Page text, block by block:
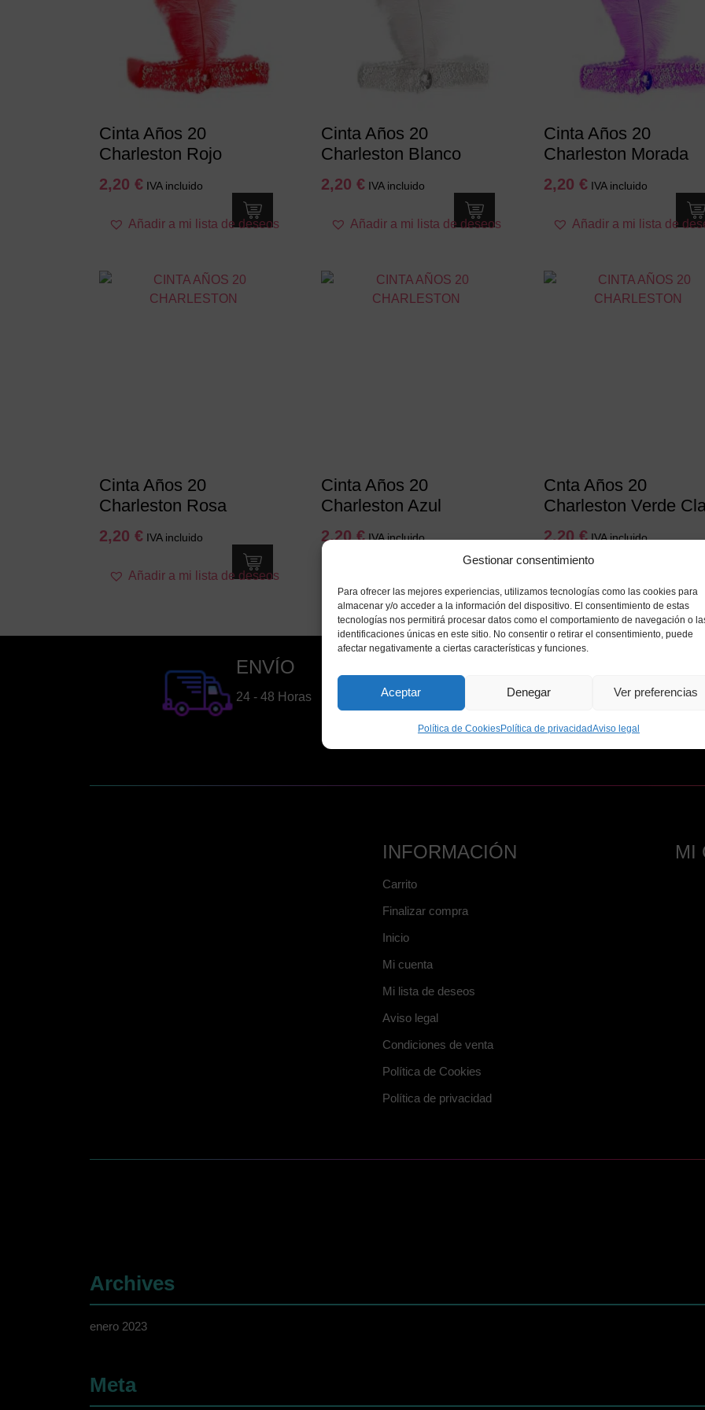
Gestionar consentimiento
Para ofrecer las mejores experiencias, utilizamos tecnologías como las cookies para
almacenar y/o acceder a la información del dispositivo. El consentimiento de estas
tecnologías nos permitirá procesar datos como el comportamiento de navegación o
identificaciones únicas en este sitio. No consentir o retirar el consentimiento, puede
afectar negativamente a ciertas características y funciones.
Aceptar Denegar Ver preferencias
Política de CookiesPolítica de privacidadAviso legal
Cinta Años 20
Charleston Rojo
2,20 € IVA incluido
Añadir a mi lista de deseos
Cinta Años 20
Charleston Blanco
2,20€ IVA incluido
Añadir a mi lista de deseos
Cinta Años 20
Charleston Morada
2,20 € IVA incluido
Añadir a mi lista de
Cinta Años 20
Charleston Rosa
2,20 € IVA incluido
Añadir a mi lista de deseos
Cinta Años 20
Charleston Azul
2,20€ IVA incluido
Cnta Años 20
Charleston Verde
2,20€ IVA incluido
ENVÍO
24 - 48 Horas
91 255 32 91
INFORMACIÓN
Carrito
Finalizar compra
Inicio
Mi cuenta
Mi lista de deseos
Aviso legal
Condiciones de venta
Política de Cookies
Política de privacidad
MI
Archives
enero 2023
Meta